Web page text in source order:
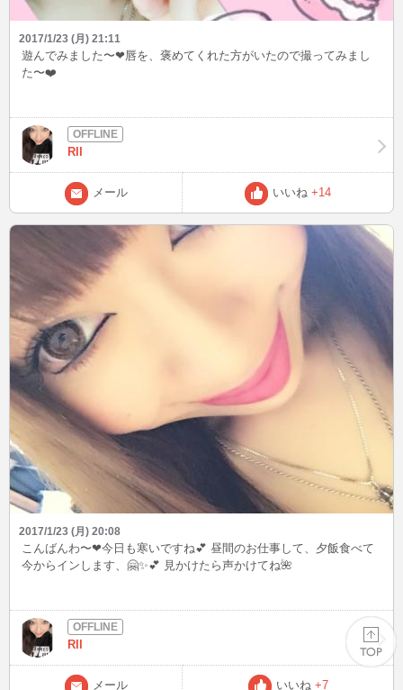
2017/1/23 (月) 21:11
遊んでみました〜❤︎唇を、褒めてくれた方がいたので撮ってみまし
た〜❤️
RII
メール いいね +14
2017/1/23 (月) 20:08
こんばんわ〜❤︎今日も寒いですね💕 昼間のお仕事して、夕飯食べて
今からインします、🤗✨💕 見かけたら声かけてね🌺
RII
メール いいね +7